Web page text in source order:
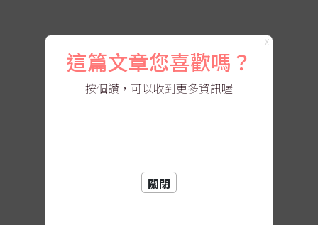
X
這篇文章您喜歡嗎？
按個讚，可以收到更多資訊喔
關閉